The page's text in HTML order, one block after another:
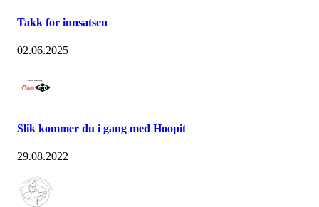
Takk for innsatsen
02.06.2025
Slik kommer du i gang med Hoopit
29.08.2022